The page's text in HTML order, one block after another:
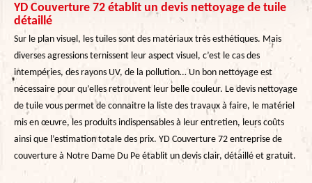
YD Couverture 72 établit un devis nettoyage de tuile
détaillé
Sur le plan visuel, les tuiles sont des matériaux très esthétiques. Mais
diverses agressions ternissent leur aspect visuel, c’est le cas des
intempéries, des rayons UV, de la pollution… Un bon nettoyage est
nécessaire pour qu’elles retrouvent leur belle couleur. Le devis nettoyage
de tuile vous permet de connaitre la liste des travaux à faire, le matériel
mis en œuvre, les produits indispensables à leur entretien, leurs coûts
ainsi que l’estimation totale des prix. YD Couverture 72 entreprise de
couverture à Notre Dame Du Pe établit un devis clair, détaillé et gratuit.